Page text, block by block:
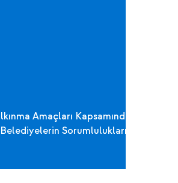
Amaçları Kapsamında
Sorumlulukları